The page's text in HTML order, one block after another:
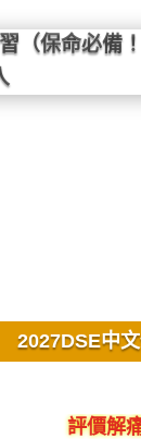
（保命必備！
2027DSE中
評價解痛